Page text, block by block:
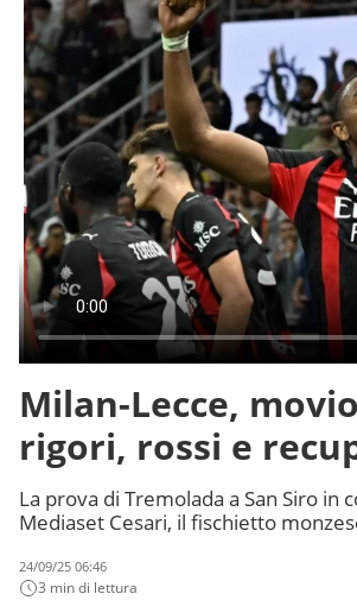
Milan-Lecce,
rigori, rossi e
La prova di Tremolada a San Siro in
Mediaset Cesari, il fischietto
24/09/25 06:46
3 min di lettura